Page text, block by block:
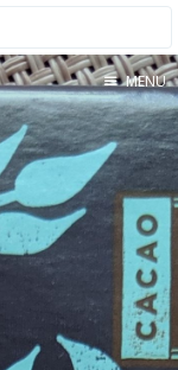
Home
About
★★★★★
★★★★☆
★☆☆☆☆
Meta
MENU